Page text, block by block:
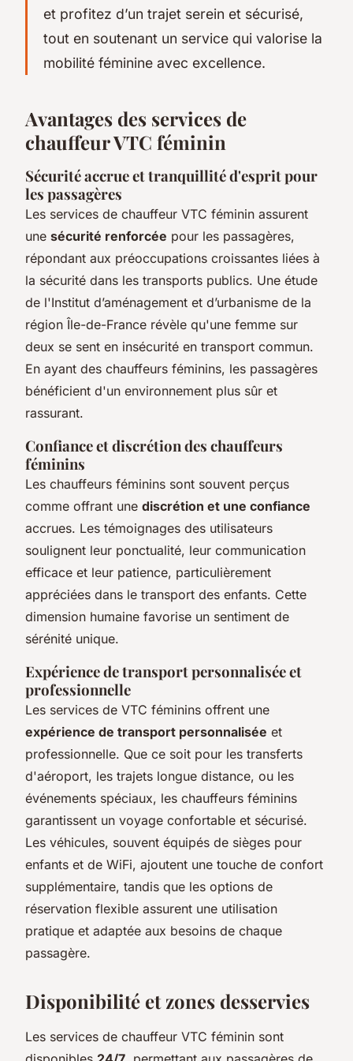
et profitez d’un trajet serein et sécurisé,
tout en soutenant un service qui valorise la
mobilité féminine avec excellence.
Avantages des services de
chauffeur VTC féminin
Sécurité accrue et tranquillité d'esprit pour
les passagères
Les services de chauffeur VTC féminin assurent
une sécurité renforcée pour les passagères,
répondant aux préoccupations croissantes liées à
la sécurité dans les transports publics. Une étude
de l'Institut d’aménagement et d’urbanisme de la
région Île-de-France révèle qu'une femme sur
deux se sent en insécurité en transport commun.
En ayant des chauffeurs féminins, les passagères
bénéficient d'un environnement plus sûr et
rassurant.
Confiance et discrétion des chauffeurs
féminins
Les chauffeurs féminins sont souvent perçus
comme offrant une discrétion et une confiance
accrues. Les témoignages des utilisateurs
soulignent leur ponctualité, leur communication
efficace et leur patience, particulièrement
appréciées dans le transport des enfants. Cette
dimension humaine favorise un sentiment de
sérénité unique.
Expérience de transport personnalisée et
professionnelle
Les services de VTC féminins offrent une
expérience de transport personnalisée et
professionnelle. Que ce soit pour les transferts
d'aéroport, les trajets longue distance, ou les
événements spéciaux, les chauffeurs féminins
garantissent un voyage confortable et sécurisé.
Les véhicules, souvent équipés de sièges pour
enfants et de WiFi, ajoutent une touche de confort
supplémentaire, tandis que les options de
réservation flexible assurent une utilisation
pratique et adaptée aux besoins de chaque
passagère.
Disponibilité et zones desservies
Les services de chauffeur VTC féminin sont